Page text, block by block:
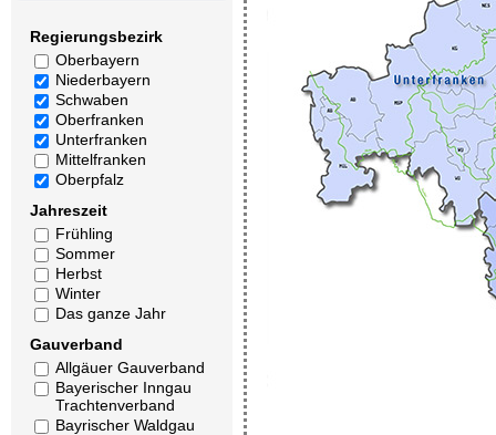
Regierungsbezirk
Oberbayern
Niederbayern
Schwaben
Oberfranken
Unterfranken
Mittelfranken
Oberpfalz
Jahreszeit
Frühling
Sommer
Herbst
Winter
Das ganze Jahr
Gauverband
Allgäuer Gauverband
Bayerischer Inngau
Trachtenverband
Bayrischer Waldgau